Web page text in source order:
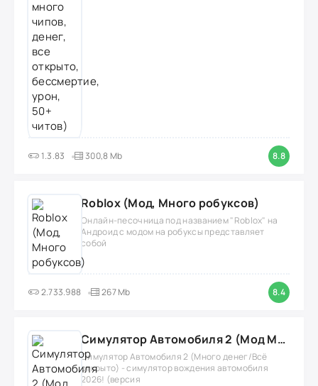
1.3.83 300,8 Mb 8.8
Roblox (Мод, Много робуксов)
Онлайн-песочница под названием "Roblox" на
Андроид с модом на робуксы представляет
собой
2.733.988 267 Mb 8.4
Симулятор Автомобиля 2 (Мод Много денег/Всё открыто)
Симулятор Автомобиля 2 (Много денег/Всё
открыто) - симулятор вождения автомобиля
2026! (версия